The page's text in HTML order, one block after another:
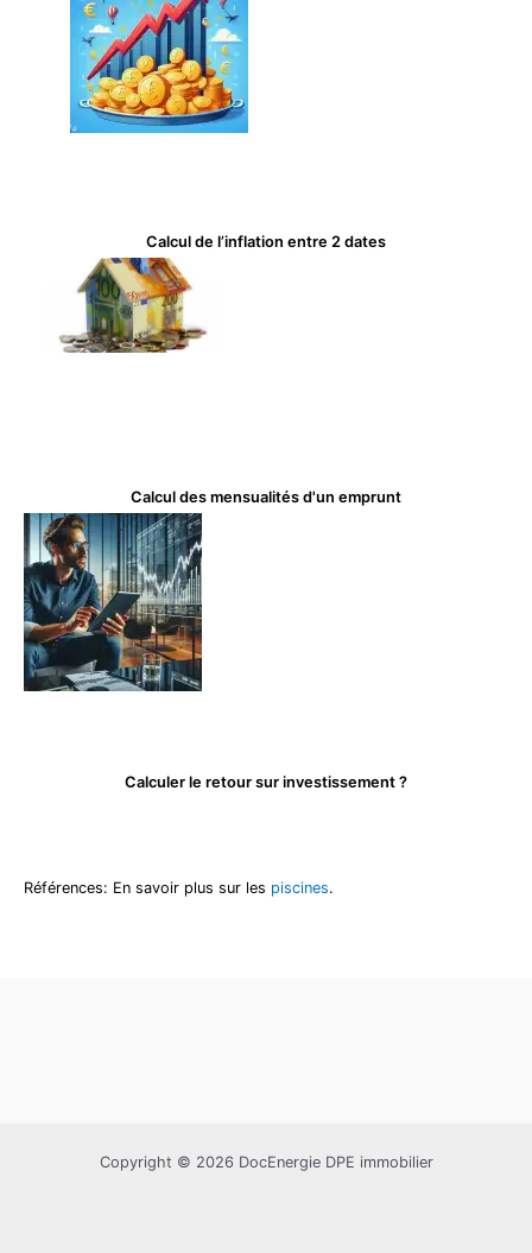
Calcul de l’inflation entre 2 dates
Calcul des mensualités d'un emprunt
Calculer le retour sur investissement ?
Références: En savoir plus sur les piscines.
Copyright © 2026 DocEnergie DPE immobilier